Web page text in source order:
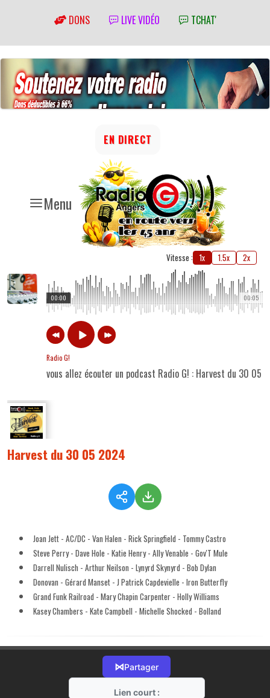
DONS LIVE VIDÉO TCHAT'
Menu
EN DIRECT
Vitesse : 1x 1.5x 2x
00:05
00:00
Radio G!
vous allez écouter un podcast Radio G! : Harvest du 30 05
Harvest du 30 05 2024
Joan Jett - AC/DC - Van Halen - Rick Springfield - Tommy Castro
Steve Perry - Dave Hole - Katie Henry - Ally Venable - Gov'T Mule
Darrell Nulisch - Arthur Neilson - Lynyrd Skynyrd - Bob Dylan
Donovan - Gérard Manset - J Patrick Capdevielle - Iron Butterfly
Grand Funk Railroad - Mary Chapin Carpenter - Holly Williams
Kasey Chambers - Kate Campbell - Michelle Shocked - Bolland
⋈Partager
Lien court :